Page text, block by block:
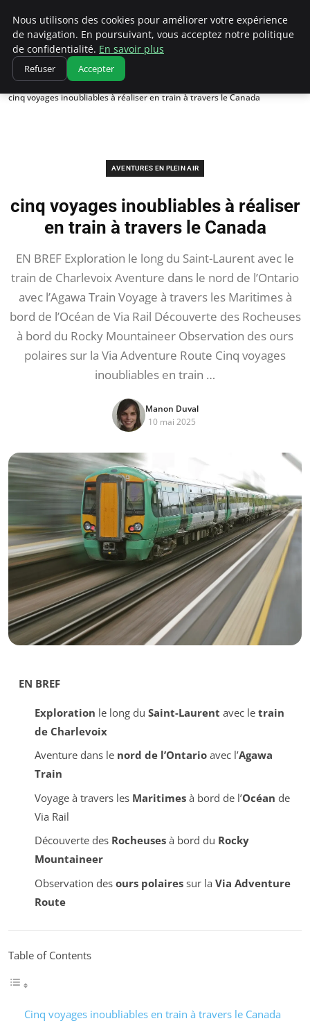
Correze Co
Accueil
Aventures en plein air
cinq voyages inoubliables à réaliser en train à travers le Canada
AVENTURES EN PLEIN AIR
cinq voyages inoubliables à réaliser
en train à travers le Canada
EN BREF Exploration le long du Saint-Laurent avec le
train de Charlevoix Aventure dans le nord de l’Ontario
avec l’Agawa Train Voyage à travers les Maritimes à
bord de l’Océan de Via Rail Découverte des Rocheuses
à bord du Rocky Mountaineer Observation des ours
polaires sur la Via Adventure Route Cinq voyages
inoubliables en train …
Manon Duval
10 mai 2025
EN BREF
Exploration le long du Saint-Laurent avec le train
de Charlevoix
Aventure dans le nord de l’Ontarioavec l’Agawa
Train
Voyage à travers les Maritimesà bord de l’Océan de
Via Rail
Découverte des Rocheusesà bord du Rocky
Mountaineer
Observation des ours polairessur la Via Adventure
Route
Table of Contents
Cinq voyages inoubliables en train à travers le Canada
Nous utilisons des cookies pour améliorer votre expérience
de navigation. En poursuivant, vous acceptez notre politique
de confidentialité. En savoir plus
Refuser Accepter